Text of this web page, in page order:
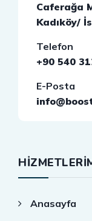
Caferağa
Kadıköy/
Telefon
+90 540
E-Posta
Anasayfa